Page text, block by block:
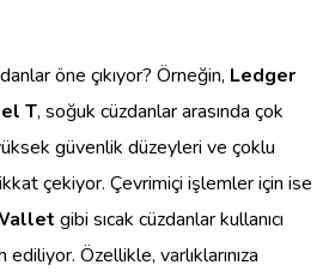
öne çıkıyor? Örneğin, Ledger
T, soğuk cüzdanlar arasında çok
güvenlik düzeyleri ve çoklu
çekiyor. Çevrimiçi işlemler için ise
gibi sıcak cüzdanlar kullanıcı
Özellikle, varlıklarınıza